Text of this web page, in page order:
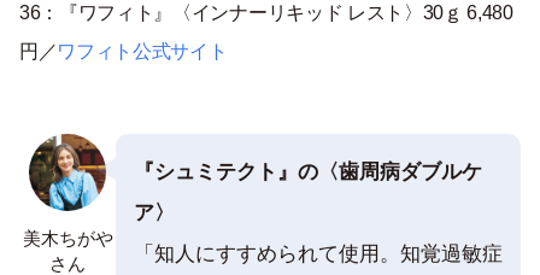
36：『ワフィト』〈インナーリキッド レスト〉30ｇ 6,480
円／ワフィト公式サイト
美木ちがや
さん
『シュミテクト』の〈歯周病ダブルケ
ア〉
「知人にすすめられて使用。知覚過敏症